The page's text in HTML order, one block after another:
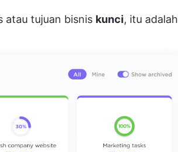
atau tujuan bisnis kunci, itu adalah